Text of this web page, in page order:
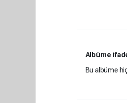
Albüme
Bu albüme